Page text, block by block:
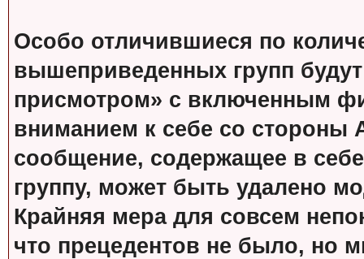
Особо отличившиеся по
вышеприведенных групп
присмотром» с включенным
вниманием к себе со стороны
сообщение, содержащее в
группу, может быть удалено
Крайняя мера для совсем
что прецедентов не было, но